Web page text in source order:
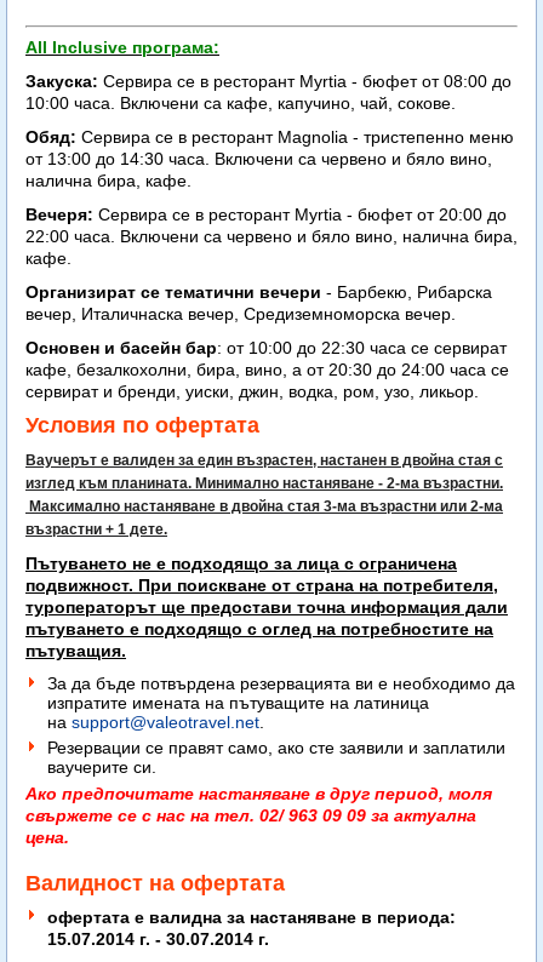
All Inclusive програма:
Закуска: Сервира се в ресторант Myrtia - бюфет от 08:00 до
10:00 часа. Включени са кафе, капучино, чай, сокове.
Обяд: Сервира се в ресторант Magnolia - тристепенно меню
от 13:00 до 14:30 часа. Включени са червено и бяло вино,
налична бира, кафе.
Вечеря: Сервира се в ресторант Myrtia - бюфет от 20:00 до
22:00 часа. Включени са червено и бяло вино, налична бира,
кафе.
Организират се тематични вечери - Барбекю, Рибарска
вечер, Италичнаска вечер, Средиземноморска вечер.
Основен и басейн бар: от 10:00 до 22:30 часа се сервират
кафе, безалкохолни, бира, вино, а от 20:30 до 24:00 часа се
сервират и бренди, уиски, джин, водка, ром, узо, ликьор.
Условия по офертата
Ваучерът е валиден за един възрастен, настанен в двойна стая с
изглед към планината. Минимално настаняване - 2-ма възрастни.
Максимално настаняване в двойна стая 3-ма възрастни или 2-ма
възрастни + 1 дете.
Пътуването не е подходящо за лица с ограничена
подвижност. При поискване от страна на потребителя,
туроператорът ще предостави точна информация дали
пътуването е подходящо с оглед на потребностите на
пътуващия.
За да бъде потвърдена резервацията ви е необходимо да
изпратите имената на пътуващите на латиница
на support@valeotravel.net
Резервации се правят само, ако сте заявили и заплатили
ваучерите си.
Ако предпочитате настаняване в друг период, моля
свържете се с нас на тел. 02/ 963 09 09 за актуална
цена.
Валидност на офертата
офертата е валидна за настаняване в периода:
15.07.2014 г. - 30.07.2014 г.